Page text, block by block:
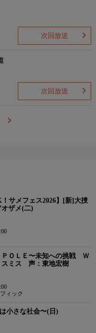
次回放送
次回放送
！サメフェス2026】[新]大捜
ザメ(二)
ＯＬＥ〜未知への挑戦 Ｗ
スミス 声：東地宏樹
ィック
小さな社会〜(日)